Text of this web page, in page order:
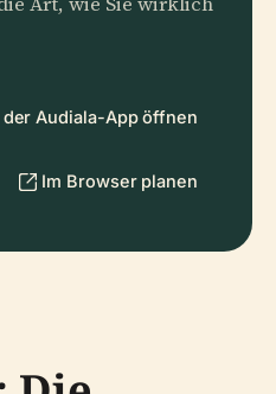
der Audiala-App öffnen
Im Browser planen